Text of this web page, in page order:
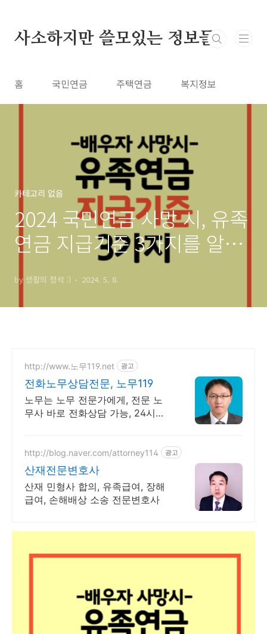
사소하지만 쓸모있는 정보들
홈 국민연금 주택연금 복지정보
카테고리 없음
2024 국민연금 사망 시, 유족
연금 지급기준 3가지를 알아
by 생활의 정석 :) 2024. 5. 8.
http://www.노무119.net 광고
전화노무상담전문, 노무119
노무는 노무 전문가에게, 전문 노
무사 바로 전화상담 가능, 24시간
http://blog.naver.com/attorney114 광고
산재전문변호사
산재 민형사 합의, 유족급여, 장해
급여, 손해배상 소송 전문변호사